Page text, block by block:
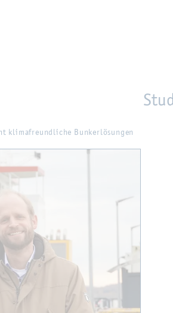
kli­ma­freund­li­che Bun­ker­lö­sun­gen